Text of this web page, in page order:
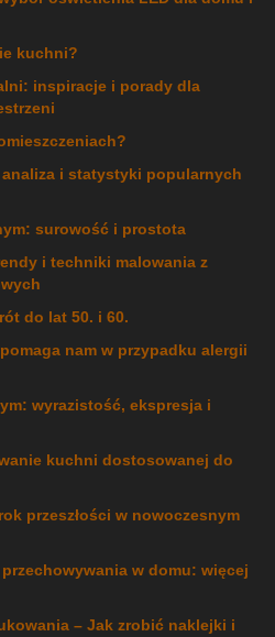
kuchni?
inspiracje i porady dla
i statystyki popularnych
surowość i prostota
i techniki malowania z
do lat 50. i 60.
nam w przypadku alergii
wyrazistość, ekspresja i
kuchni dostosowanej do
przeszłości w nowoczesnym
w domu: więcej
– Jak zrobić naklejki i